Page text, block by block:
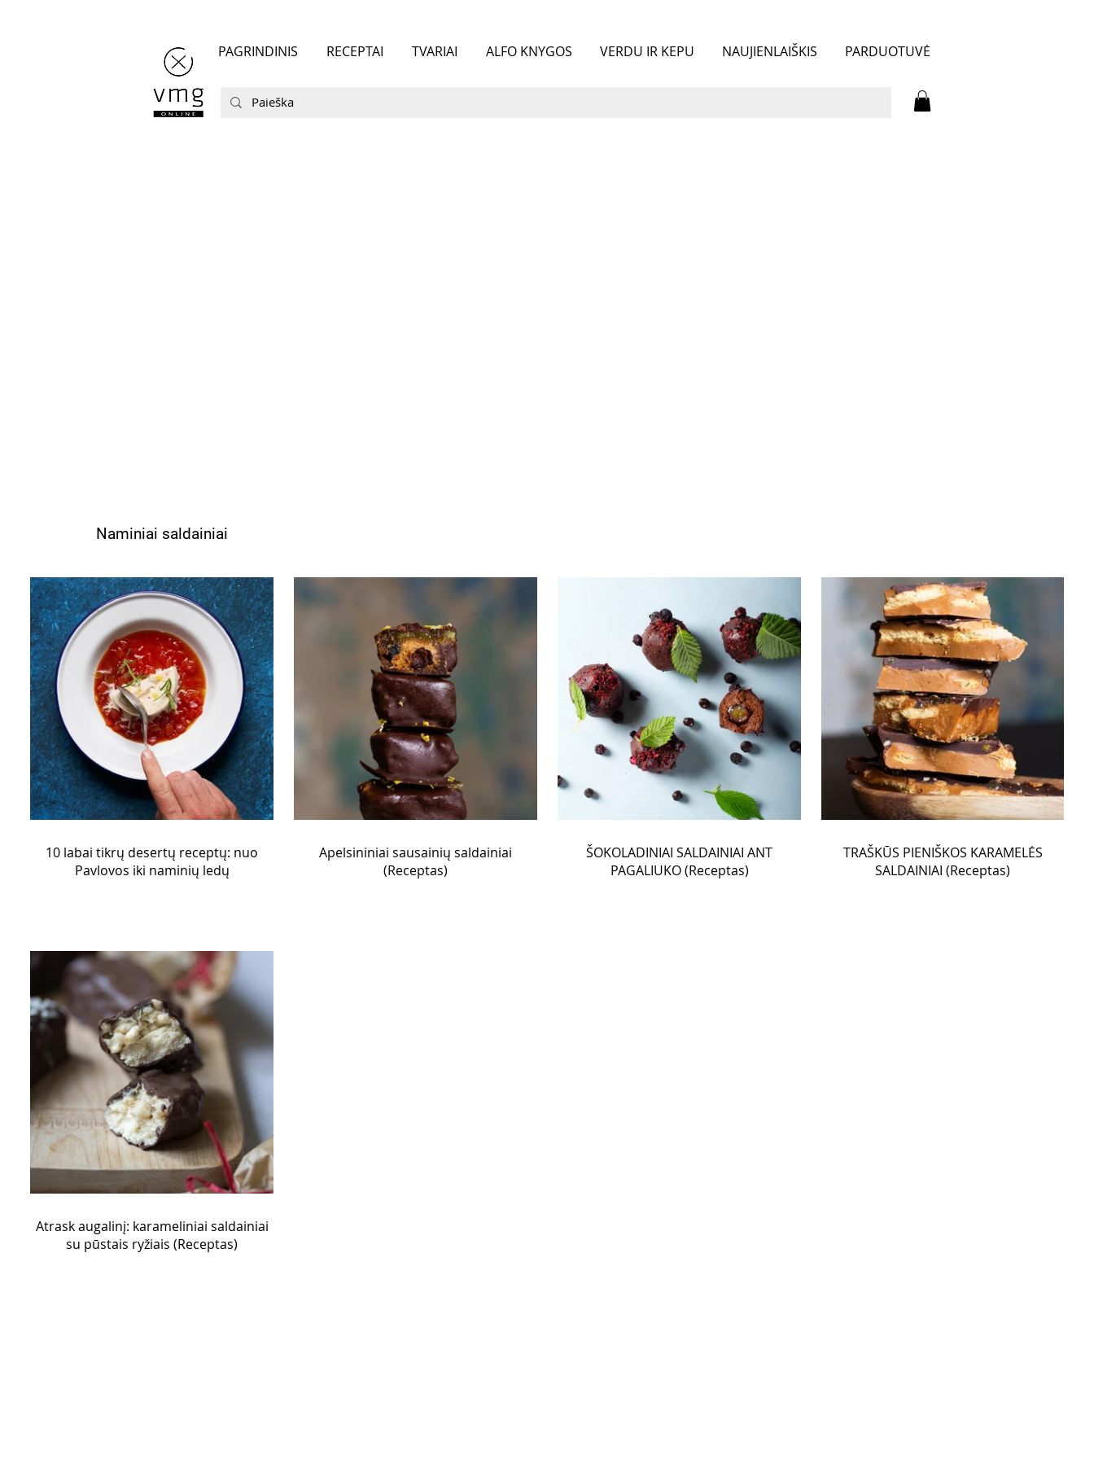
PAGRINDINIS RECEPTAI TVARIAI ALFO KNYGOS VERDU IR KEPU NAUJIENLAIŠKIS PARDUOTUVĖ
Naminiai saldainiai
10 labai tikrų desertų receptų: nuo
Pavlovos iki naminių ledų
Apelsininiai sausainių saldainiai
(Receptas)
ŠOKOLADINIAI SALDAINIAI ANT
PAGALIUKO (Receptas)
TRAŠKŪS PIENIŠKOS KARAMELĖS
SALDAINIAI (Receptas)
Atrask augalinį: karameliniai saldainiai
su pūstais ryžiais (Receptas)